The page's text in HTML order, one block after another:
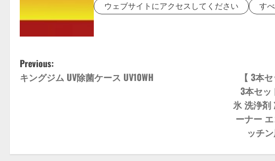
ウェブサイトにアクセスしてください す
P
o
n
Previous:
キングジム UV除菌ケース UV10WH
【 3本
3本セッ
氷 洗浄剤
ーナー
ッチ